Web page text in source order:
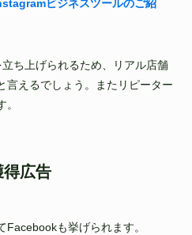
ビジネスツールのご紹
ち上げられるため、リアル店舗
言えるでしょう。またリピーター
広告
も挙げられます。